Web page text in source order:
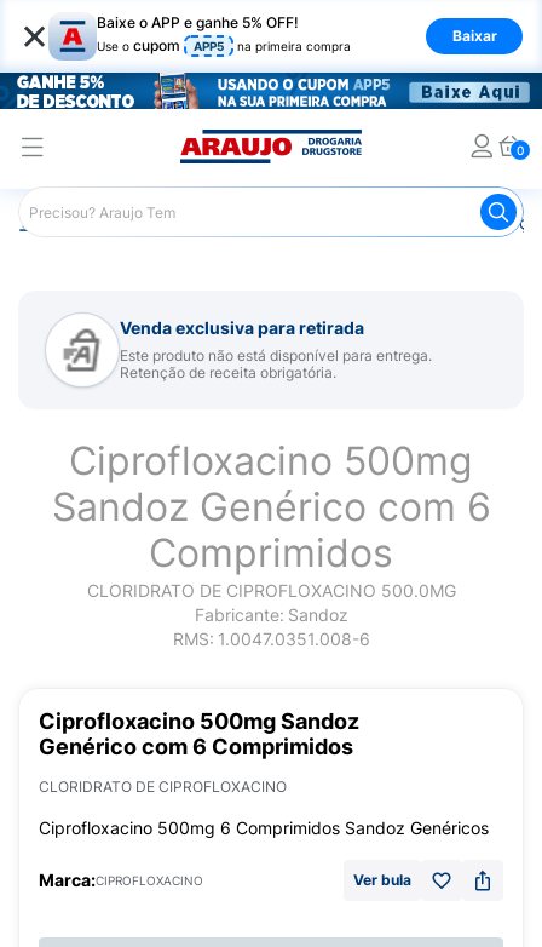
× Baixe o APP e ganhe 5% OFF!
Use o cupom APP5 na primeira compra
Baixar
0
Araujo Medicamentos Remédios para Alergias e
Venda exclusiva para retirada
Este produto não está disponível para entrega.
Retenção de receita obrigatória.
Ciprofloxacino 500mg
Sandoz Genérico com 6
Comprimidos
CLORIDRATO DE CIPROFLOXACINO 500.0MG
Fabricante: Sandoz
RMS: 1.0047.0351.008-6
Ciprofloxacino 500mg Sandoz
Genérico com 6 Comprimidos
CLORIDRATO DE CIPROFLOXACINO
Ciprofloxacino 500mg 6 Comprimidos Sandoz Genéricos
Marca:CIPROFLOXACINO Ver bula